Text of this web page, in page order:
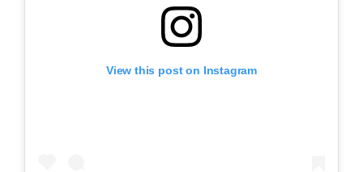
View this post on Instagram